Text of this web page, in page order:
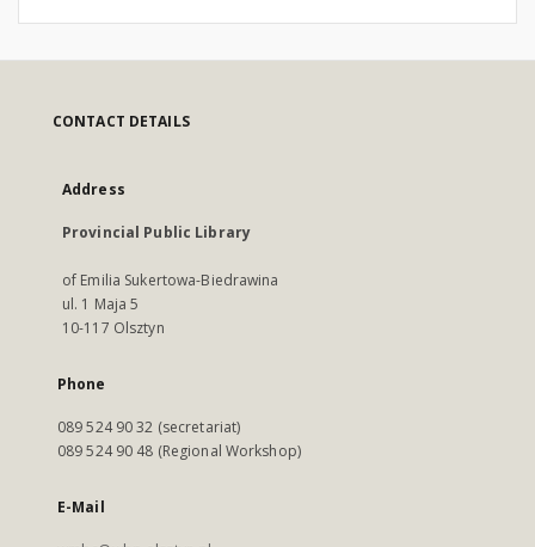
CONTACT DETAILS
Address
Provincial Public Library
of Emilia Sukertowa-Biedrawina
ul. 1 Maja 5
10-117 Olsztyn
Phone
089 524 90 32 (secretariat)
089 524 90 48 (Regional Workshop)
E-Mail